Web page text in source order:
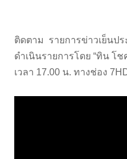
ติดตาม รายการข่าวเย็นปร
ดำเนินรายการโดย “ทิน โ
เวลา 17.00 น. ทางช่อง